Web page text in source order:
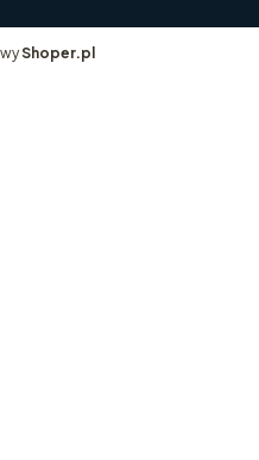
Shoper.pl